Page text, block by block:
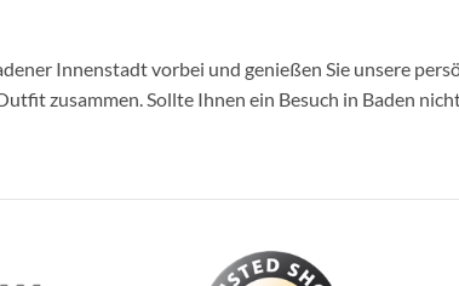
Innenstadt vorbei und genießen Sie unsere
zusammen. Sollte Ihnen ein Besuch in Baden